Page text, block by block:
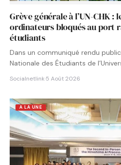
Grève générale à l’UN-CHK :
ordinateurs bloqués au port
étudiants
Dans un communiqué rendu
Nationale des Étudiants de
Socialnetlink·5 Août 2026
A LA UNE